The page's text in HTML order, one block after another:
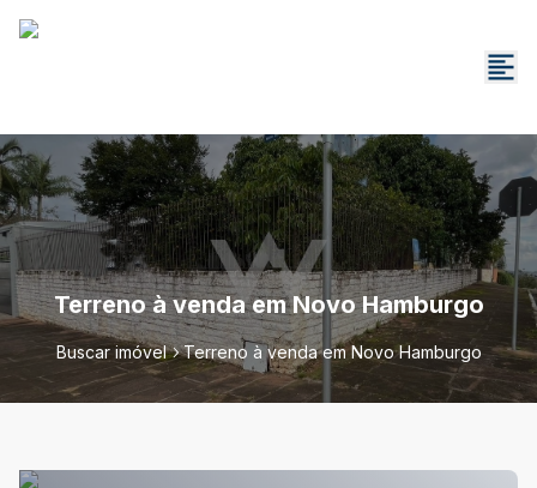
Terreno à venda em Novo Hamburgo
Buscar imóvel Terreno à venda em Novo Hamburgo